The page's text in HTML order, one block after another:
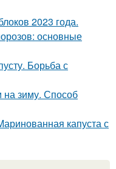
2023 года.
основные
Борьба с
на зиму. Способ
капуста с